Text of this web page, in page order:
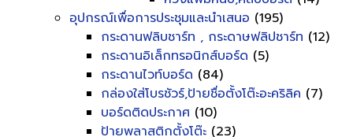
อุปกรณ์เพื่อการประชุมและนำเสนอ (195)
กระดานฟลิบชาร์ท , กระดาษฟลิปชาร์ท (12)
กระดานอิเล็กทรอนิกส์บอร์ด (5)
กระดานไวท์บอร์ด (84)
กล่องใส่โบรชัวร์,ป้ายชื่อตั้งโต๊ะอะคริลิค (7)
บอร์ดติดประกาศ (10)
ป้ายพลาสติกตั้งโต๊ะ (23)